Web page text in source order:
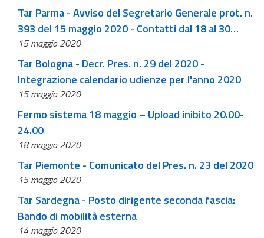
Tar Parma - Avviso del Segretario Generale prot. n.
393 del 15 maggio 2020 - Contatti dal 18 al 30
maggio 2020
15 maggio 2020
Tar Bologna - Decr. Pres. n. 29 del 2020 -
Integrazione calendario udienze per l'anno 2020
15 maggio 2020
Fermo sistema 18 maggio – Upload inibito 20.00-
24.00
18 maggio 2020
Tar Piemonte - Comunicato del Pres. n. 23 del 2020
15 maggio 2020
Tar Sardegna - Posto dirigente seconda fascia:
Bando di mobilità esterna
14 maggio 2020